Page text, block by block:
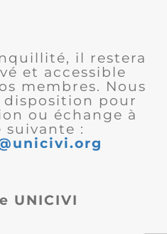
il restera
et accessible
membres. Nous
disposition pour
ou échange à
suivante :
UNICIVI